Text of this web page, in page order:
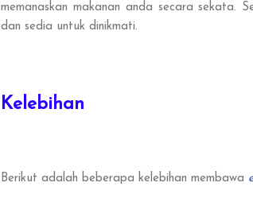
memanaskan makanan anda secara sekata.
dan sedia untuk dinikmati.
Kelebihan
Berikut adalah beberapa kelebihan membawa